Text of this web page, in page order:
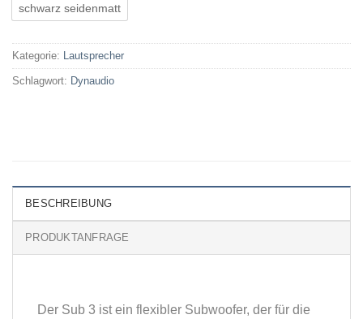
schwarz seidenmatt
Kategorie: Lautsprecher
Schlagwort: Dynaudio
BESCHREIBUNG
PRODUKTANFRAGE
Der Sub 3 ist ein flexibler Subwoofer, der für die